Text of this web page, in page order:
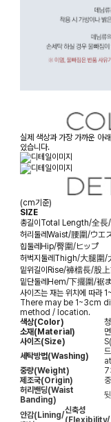
실제 색상과 가장 가까운 아
있습니다.
(cm기준)
SIZE
총길이 Total Length/全長
허리둘레 Waist/腰圍/ウエ
힙둘레 Hip/臀圍/ヒップ
허벅지둘레 Thigh/大腿圍/
밑위길이 Rise/褲檔長/股
밑단둘레 Hem/下擺圍/裾
사이즈는 재는 위치에 따라
There may be 1~3cm
method / location.
색상(Color)
소재(Material)
사이즈(Size)
세탁방법(Washing)
중량(Weight)
제조국(Origin)
허리밴딩(Waist
Banding)
안감(Lining/신축성